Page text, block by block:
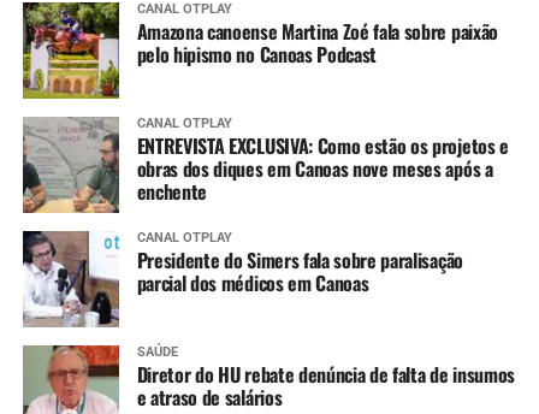
CANAL OTPLAY
Amazona canoense Martina Zoé fala sobre paixão
pelo hipismo no Canoas Podcast
CANAL OTPLAY
ENTREVISTA EXCLUSIVA: Como estão os projetos e
obras dos diques em Canoas nove meses após a
enchente
CANAL OTPLAY
Presidente do Simers fala sobre paralisação
parcial dos médicos em Canoas
SAÚDE
Diretor do HU rebate denúncia de falta de insumos
e atraso de salários